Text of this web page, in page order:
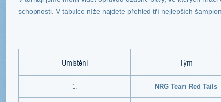
schopnosti. V tabulce níže najdete přehled tří nejlepších
Umístění Tým
1. NRG Team Red Tails